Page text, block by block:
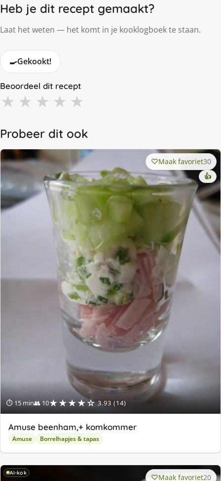
Heb je dit recept gemaakt?
Laat het weten — het komt in je kooklogboek te staan.
🍳Gekookt!
Beoordeel dit recept
★ ★ ★ ★ ★
Probeer dit ook
⏱ 15 min👥 10★★★★☆ 3.93 (14)
Maak favoriet30
👍
Amuse beenham,+ komkommer
Amuse Borrelhapjes & tapas
AI-kok Maak favoriet20